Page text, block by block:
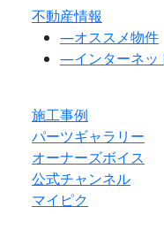
不動産情報
―オススメ物件
―インターネッ
施工事例
パーツギャラリー
オーナーズボイス
公式チャンネル
マイピク